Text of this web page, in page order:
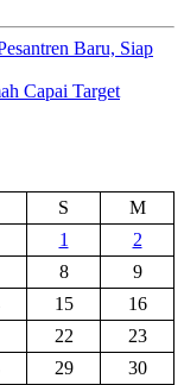
Baru, Siap
Capai Target
S
M
1
2
8
9
15
16
22
23
29
30